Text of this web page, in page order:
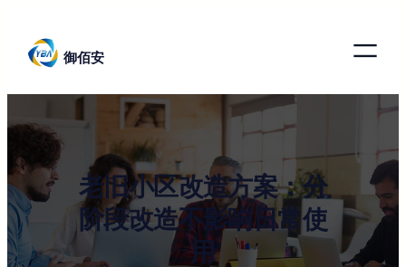
御佰安
老旧小区改造方案：分
阶段改造不影响日常使
用